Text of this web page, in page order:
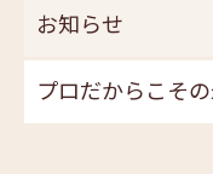
お知らせ
プロだからこそ